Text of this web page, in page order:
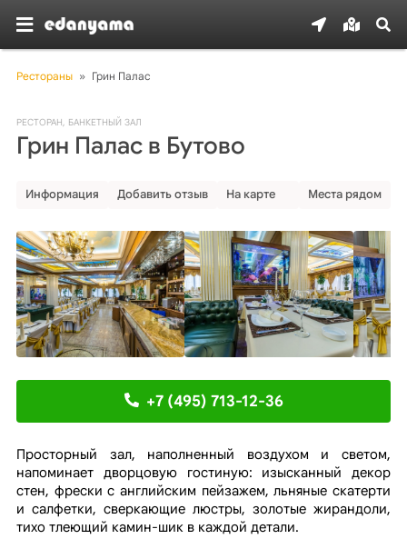
Рестораны » Грин Палас
РЕСТОРАН, БАНКЕТНЫЙ ЗАЛ
Грин Палас в Бутово
Информация Добавить отзыв На карте Места рядом
+7 (495) 713-12-36
Просторный зал, наполненный воздухом и светом,
напоминает дворцовую гостиную: изысканный декор
стен, фрески с английским пейзажем, льняные скатерти
и салфетки, сверкающие люстры, золотые жирандоли,
тихо тлеющий камин-шик в каждой детали.